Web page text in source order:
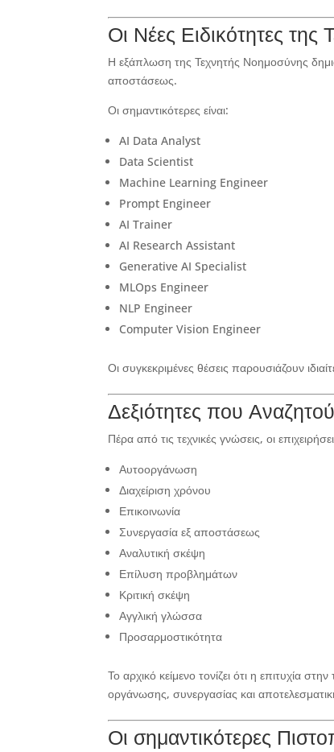
Οι Νέες Ειδικότητες
Η εξάπλωση της Τεχνητής Νοημοσύνης
αποστάσεως.
Οι σημαντικότερες είναι:
AI Data Analyst
Data Scientist
Machine Learning Engineer
Prompt Engineer
AI Trainer
AI Research Assistant
Generative AI Specialist
MLOps Engineer
NLP Engineer
Computer Vision Engineer
Οι συγκεκριμένες θέσεις παρουσιάζουν
Δεξιότητες που
Πέρα από τις τεχνικές γνώσεις, οι
Αυτοοργάνωση
Διαχείριση χρόνου
Επικοινωνία
Συνεργασία εξ αποστάσεως
Αναλυτική σκέψη
Επίλυση προβλημάτων
Κριτική σκέψη
Αγγλική γλώσσα
Προσαρμοστικότητα
Το αρχικό κείμενο τονίζει ότι η επιτυχία
οργάνωσης, συνεργασίας και
Οι σημαντικότερες